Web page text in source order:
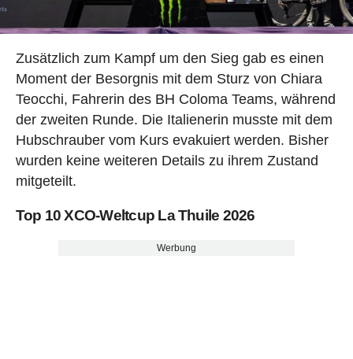
Zusätzlich zum Kampf um den Sieg gab es einen
Moment der Besorgnis mit dem Sturz von Chiara
Teocchi, Fahrerin des BH Coloma Teams, während
der zweiten Runde. Die Italienerin musste mit dem
Hubschrauber vom Kurs evakuiert werden. Bisher
wurden keine weiteren Details zu ihrem Zustand
mitgeteilt.
Top 10 XCO-Weltcup La Thuile 2026
Werbung